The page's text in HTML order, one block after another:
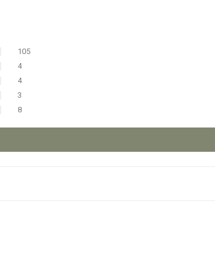
105
4
4
3
8